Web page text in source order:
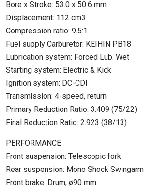
Bore x Stroke: 53.0 x 50.6 mm
Displacement: 112 cm3
Compression ratio: 9.5:1
Fuel supply Carburetor: KEIHIN PB18
Lubrication system: Forced Lub. Wet
Starting system: Electric & Kick
Ignition system: DC-CDI
Transmission: 4-speed, return
Primary Reduction Ratio: 3.409 (75/22)
Final Reduction Ratio: 2.923 (38/13)
PERFORMANCE
Front suspension: Telescopic fork
Rear suspension: Mono Shock Swingarm
Front brake: Drum, ø90 mm